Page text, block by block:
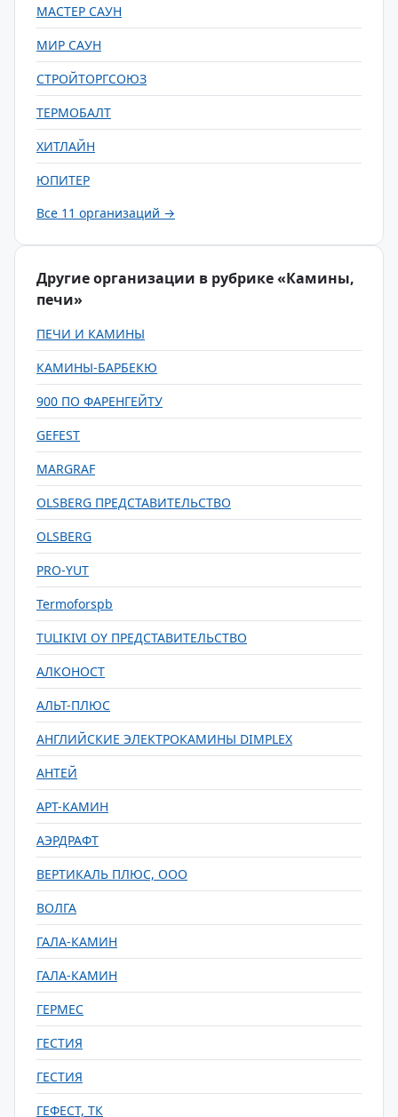
МАСТЕР САУН
МИР САУН
СТРОЙТОРГСОЮЗ
ТЕРМОБАЛТ
ХИТЛАЙН
ЮПИТЕР
Все 11 организаций →
Другие организации в рубрике «Камины,
печи»
ПЕЧИ И КАМИНЫ
КАМИНЫ-БАРБЕКЮ
900 ПО ФАРЕНГЕЙТУ
GEFEST
MARGRAF
OLSBERG ПРЕДСТАВИТЕЛЬСТВО
OLSBERG
PRO-YUT
Termoforspb
TULIKIVI OY ПРЕДСТАВИТЕЛЬСТВО
АЛКОНОСТ
АЛЬТ-ПЛЮС
АНГЛИЙСКИЕ ЭЛЕКТРОКАМИНЫ DIMPLEX
АНТЕЙ
АРТ-КАМИН
АЭРДРАФТ
ВЕРТИКАЛЬ ПЛЮС, ООО
ВОЛГА
ГАЛА-КАМИН
ГАЛА-КАМИН
ГЕРМЕС
ГЕСТИЯ
ГЕСТИЯ
ГЕФЕСТ, ТК